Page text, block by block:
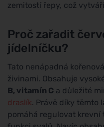
zemitostí řepy, což
Proč zařadit
jídelníčku?
Tato nenápadná
živinami. Obsahuje
B, vitamín C a důležité
draslík. Právě díky těmto
pomáhá regulovat krevní